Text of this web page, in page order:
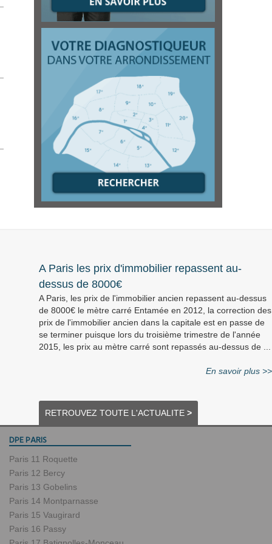
A Paris les prix d'immobilier repassent au-
dessus de 8000€
A Paris, les prix de l'immobilier ancien repassent au-dessus
de 8000€ le mètre carré Entamée en 2012, la correction des
prix de l'immobilier ancien dans la capitale est en passe de
se terminer puisque lors du troisième trimestre de l'année
2015, les prix au mètre carré sont repassés au-dessus de ...
En savoir plus >>
RETROUVEZ TOUTE L'ACTUALITE >
DPE PARIS
Paris 11 Roquette
Paris 12 Bercy
Paris 13 Gobelins
Paris 14 Montparnasse
Paris 15 Vaugirard
Paris 16 Passy